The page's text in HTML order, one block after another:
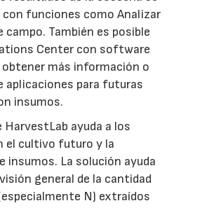
con funciones como Analizar
campo. También es posible
Center con software
obtener más información o
aplicaciones para futuras
insumos.
HarvestLab ayuda a los
el cultivo futuro y la
insumos. La solución ayuda
general de la cantidad
N) extraídos